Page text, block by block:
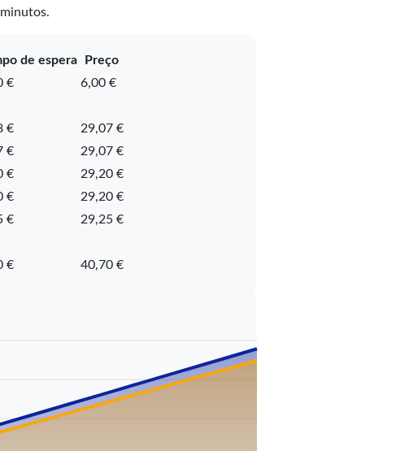
de espera
Preço
€
6,00 €
€
29,07 €
€
29,07 €
€
29,20 €
€
29,20 €
€
29,25 €
€ 40,70 €